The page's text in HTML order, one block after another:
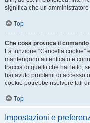
significa che un
Top
Che cosa provoca il
La funzione “Cancella cookie”
mantengono autenticato e
traccia di quello che hai letto,
hai avuto problemi di accesso
cookie potrebbe risolvere tali
Top
Impostazioni e